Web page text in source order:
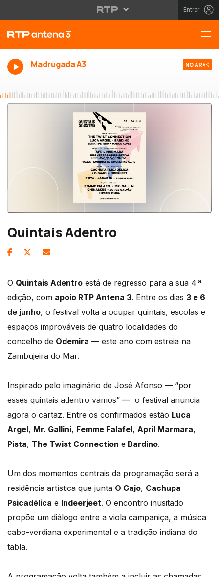
Entrar
Madrugada A3 NO AR
Quintais Adentro
O Quintais Adentro está de regresso para a sua 4.ª
edição, com apoio RTP Antena 3. Entre os dias 3 e 6
de junho, o festival volta a ocupar quintais, escolas e
espaços improváveis de quatro localidades do
concelho de Odemira — este ano com estreia na
Zambujeira do Mar.
Inspirado pelo imaginário de José Afonso — “por
esses quintais adentro vamos” —, o festival anuncia
agora o cartaz. Entre os confirmados estão Luca
Argel, Mr. Gallini, Femme Falafel, April Marmara,
Pista, The Twist Connection e Bardino.
Um dos momentos centrais da programação será a
residência artística que junta O Gajo, Cachupa
Psicadélica e Indeerjeet. O encontro inusitado
propõe um diálogo entre a viola campaniça, a música
cabo-verdiana experimental e a tradição indiana do
tabla.